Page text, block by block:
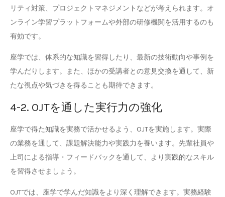
リティ対策、プロジェクトマネジメントなどが考えられます。オ
ンライン学習プラットフォームや外部の研修機関を活用するのも
有効です。
座学では、体系的な知識を習得したり、最新の技術動向や事例を
学んだりします。また、ほかの受講者との意見交換を通して、新
たな視点や気づきを得ることも期待できます。
4-2. OJTを通した実行力の強化
座学で得た知識を実務で活かせるよう、OJTを実施します。実際
の業務を通して、課題解決能力や実践力を養います。先輩社員や
上司による指導・フィードバックを通して、より実践的なスキル
を習得させましょう。
OJTでは、座学で学んだ知識をより深く理解できます。実務経験